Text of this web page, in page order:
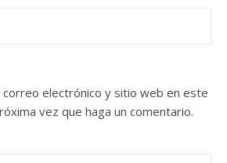
correo electrónico y sitio web en este
vez que haga un comentario.